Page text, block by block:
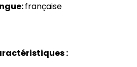
française
: